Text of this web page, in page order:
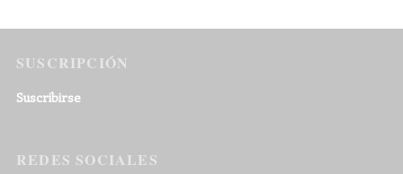
SUSCRIPCIÓN
Suscribirse
REDES SOCIALES